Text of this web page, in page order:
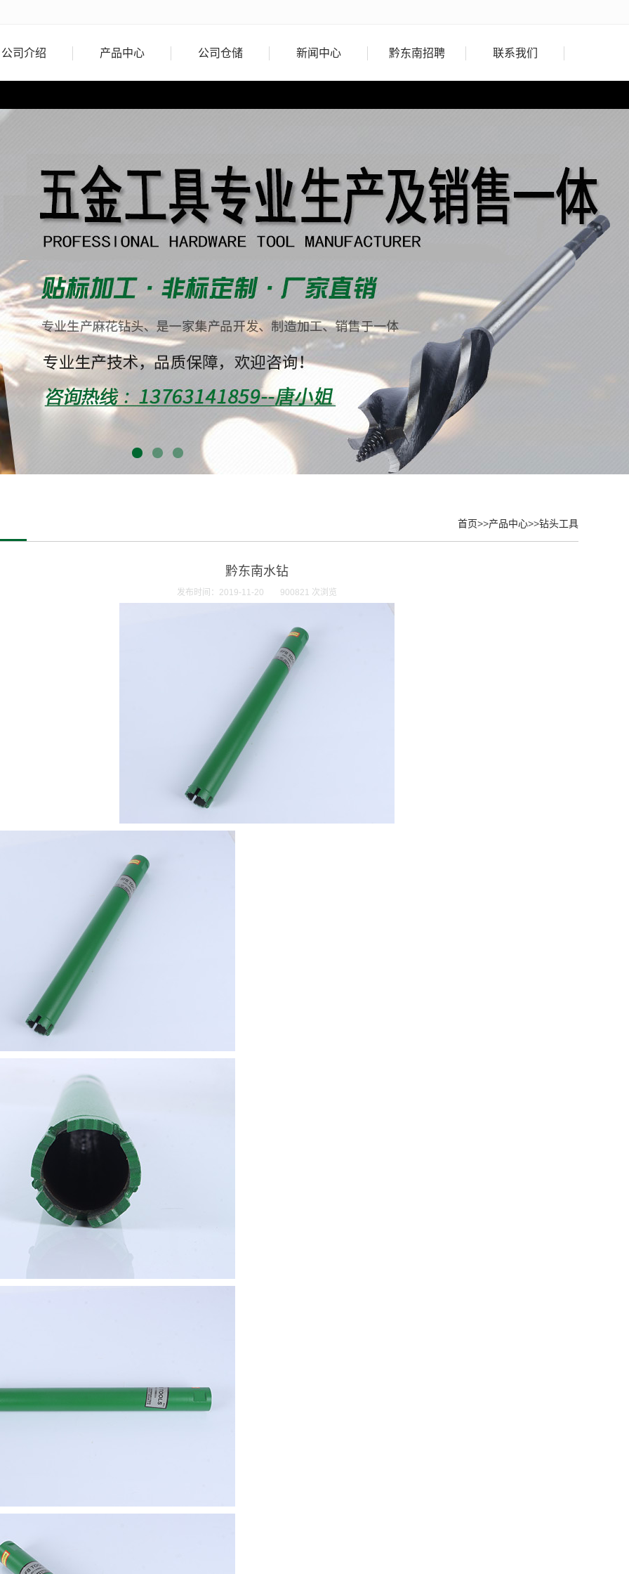
公司介绍 产品中心 公司仓储 新闻中心 黔东南招聘 联系我们
首页>>产品中心>>钻头工具
黔东南水钻
发布时间：2019-11-20 900821 次浏览